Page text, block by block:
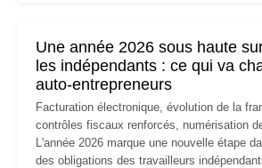
Une année 2026 sous haute
les indépendants : ce qui va
auto-entrepreneurs
Facturation électronique, évolution de la
contrôles fiscaux renforcés, numérisation
L'année 2026 marque une nouvelle étape
des obligations des travailleurs